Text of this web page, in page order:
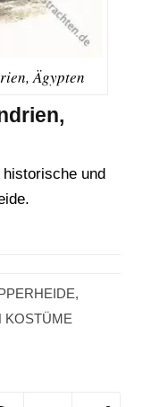
Ägypten
historische und
,
KOSTÜME